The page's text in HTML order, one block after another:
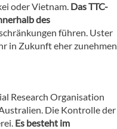
oder Vietnam. Das TTC-
des
führen. Uster
in Zukunft eher zunehmen
Research Organisation
Die Kontrolle der
Es besteht im